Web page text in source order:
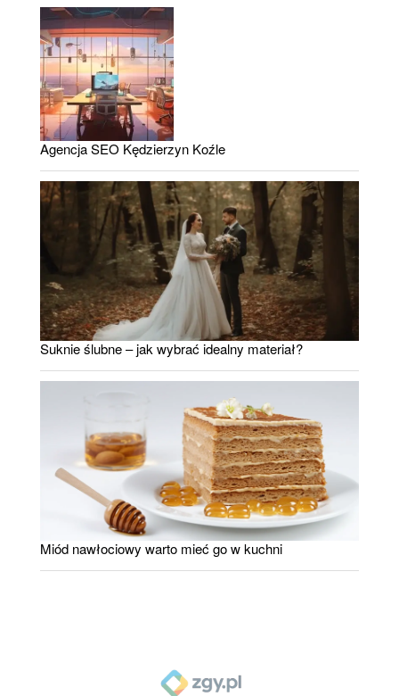
Agencja SEO Kędzierzyn Koźle
Suknie ślubne – jak wybrać idealny materiał?
Miód nawłociowy warto mieć go w kuchni